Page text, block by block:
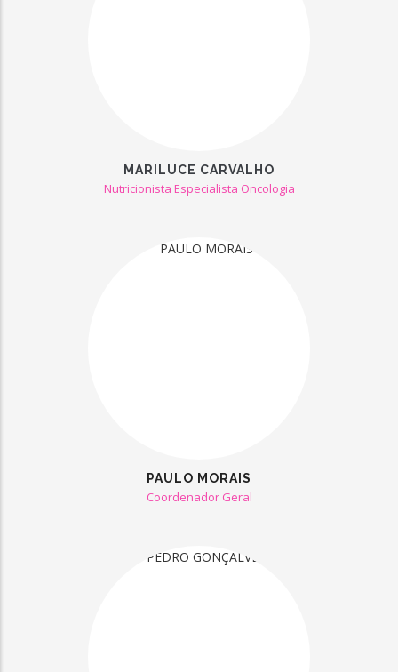
MARILUCE CARVALHO
Nutricionista Especialista Oncologia
PAULO MORAIS
Coordenador Geral